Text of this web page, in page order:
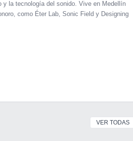
y la tecnología del sonido. Vive en Medellín
como Éter Lab, Sonic Field y Designing
VER TODAS